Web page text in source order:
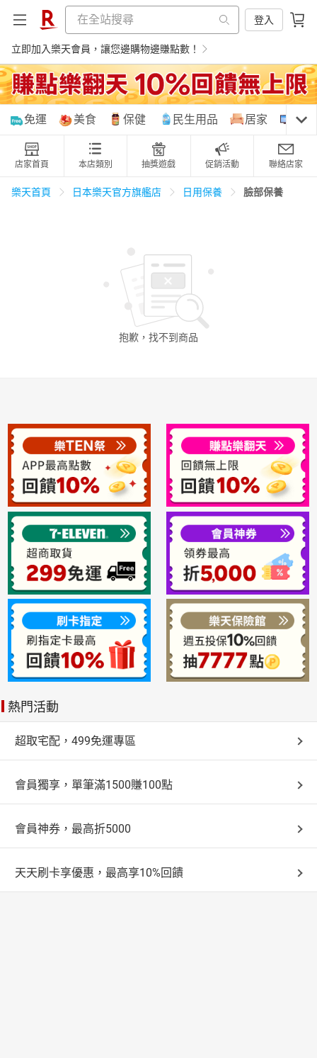
登入
立即加入樂天會員，讓您邊購物邊賺點數！
購物網分類
天天免運 美食蛋糕 養生保健 民生用品
化妝保養
免運 美食 保健 民生用品 居家 3C
店家首頁 本店類別 抽獎遊戲 促銷活動 聯絡店家
樂天首頁 日本樂天官方旗艦店 日用保養 臉部保養
抱歉，找不到 商品
熱門活動
超取宅配，499免運專區
會員獨享，單筆滿1500賺100點
會員神券，最高折5000
天天刷卡享優惠，最高享10%回饋